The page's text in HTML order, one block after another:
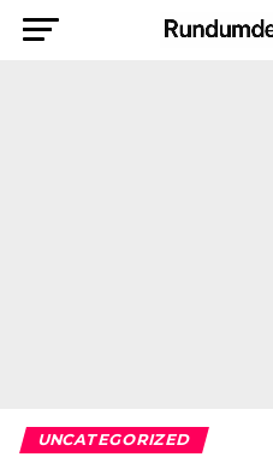
UNCATEGORIZED